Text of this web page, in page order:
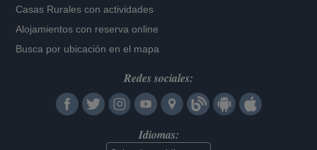
Casas Rurales con actividades
Alojamientos con reserva online
Busca por ubicación en el mapa
Redes sociales:
Idiomas: